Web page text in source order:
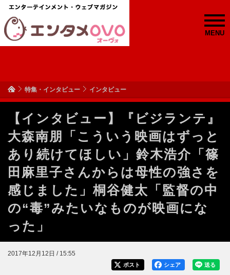
MENU
特集・インタビュー インタビュー
【インタビュー】『ビジランテ』
大森南朋「こういう映画はずっと
あり続けてほしい」鈴木浩介「篠
田麻里子さんからは母性の強さを
感じました」桐谷健太「監督の中
の“毒”みたいなものが映画にな
った」
2017年12月12日 / 15:55
送る
シェア
ポスト